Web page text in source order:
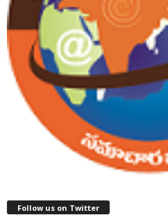
Follow us on Twitter